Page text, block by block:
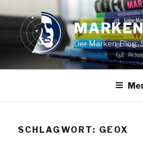
Inhalt
springen
Der Marken-Blog.
SCHLAGWORT: GEOX